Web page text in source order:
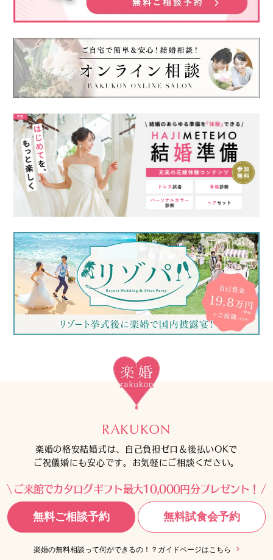
RAKUKON
楽婚の格安結婚式は、自己負担ゼロ＆後払いOKで
ご祝儀婚にも安心です。お気軽にご相談ください。
ご来館でカタログギフト最大10,000円分プレゼント！
無料ご相談予約 無料試食会予約
楽婚の無料相談って何ができるの！？ガイドページはこちら